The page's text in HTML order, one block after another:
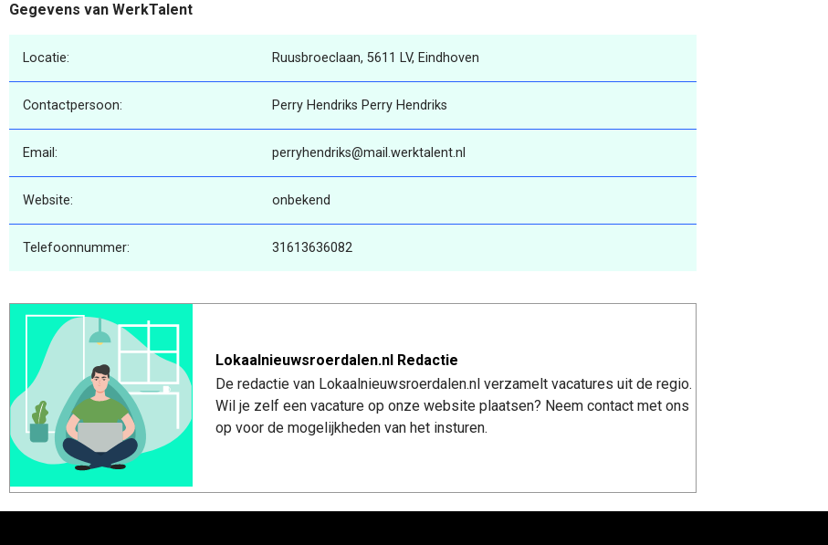
Gegevens van WerkTalent
Locatie: Ruusbroeclaan, 5611 LV, Eindhoven
Contactpersoon: Perry Hendriks Perry Hendriks
Email: perryhendriks@mail.werktalent.nl
Website: onbekend
Telefoonnummer: 31613636082
Lokaalnieuwsroerdalen.nl Redactie
De redactie van Lokaalnieuwsroerdalen.nl verzamelt vacatures uit de regio.
Wil je zelf een vacature op onze website plaatsen? Neem contact met ons
op voor de mogelijkheden van het insturen.